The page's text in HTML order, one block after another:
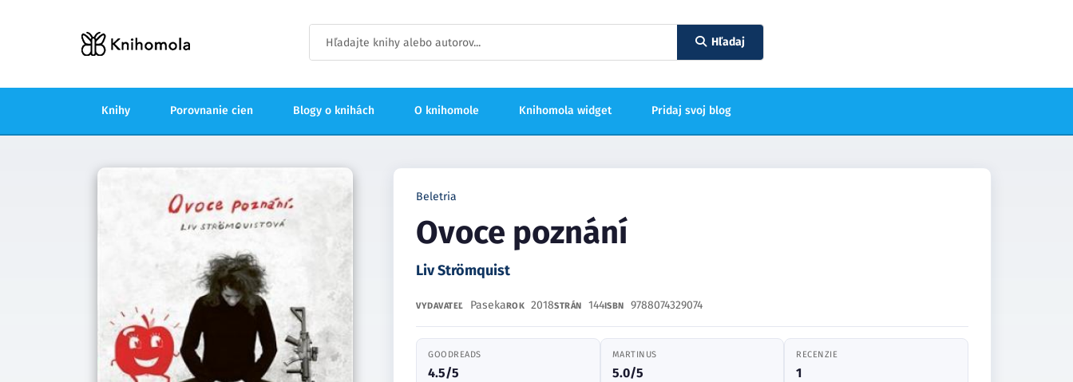
Hľadaj
Knihy Porovnanie cien Blogy o knihách O knihomole Knihomola widget Pridaj svoj blog
Beletria
Ovoce poznání
Liv Strömquist
VYDAVATEĽ PasekaROK 2018STRÁN 144ISBN 9788074329074
GOODREADS
4.5/5
MARTINUS
5.0/5
RECENZIE
1